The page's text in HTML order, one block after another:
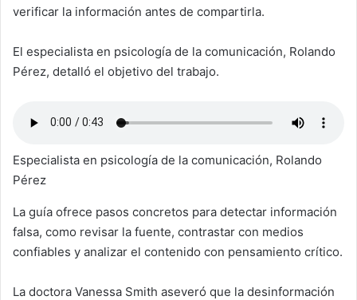
verificar la información antes de compartirla.
El especialista en psicología de la comunicación, Rolando
Pérez, detalló el objetivo del trabajo.
Especialista en psicología de la comunicación, Rolando
Pérez
La guía ofrece pasos concretos para detectar información
falsa, como revisar la fuente, contrastar con medios
confiables y analizar el contenido con pensamiento crítico.
La doctora Vanessa Smith aseveró que la desinformación